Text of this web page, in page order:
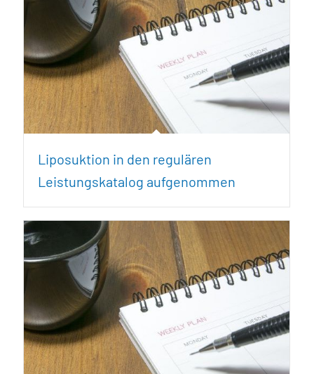
Liposuktion in den regulären
Leistungskatalog aufgenommen